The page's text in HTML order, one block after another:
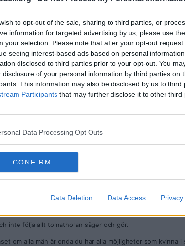
to opt-out of the sale, sharing to third parties, or
information for targeted advertising by us, please use
your selection. Please note that after your opt-out
seeing interest-based ads based on personal
disclosed to third parties prior to your opt-out. You
disclosure of your personal information by third parties on
This information may also be disclosed by us to third
Participants that may further disclose it to other third
Data Processing Opt Outs
CONFIRM
Data Deletion Data Access Privacy
en enskild polis.
som som åkte dit på drograttfylla och skylde på att hon
på stämningsansökan eller fup?
en enskild polis.
som som åkte dit på drograttfylla och skylde på att hon
jag vet du inte vet det, men inte ens en
inte följa allt tomathoran säger och gör.
om alla män är onda du har alla möjligheter som kvinna